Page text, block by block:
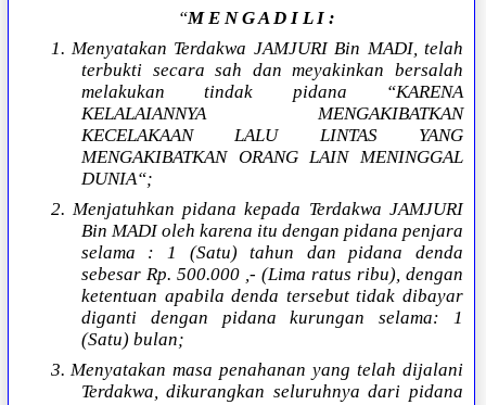
“M E N G A D I L I :
1. Menyatakan Terdakwa JAMJURI Bin MADI, telah
terbukti secara sah dan meyakinkan bersalah
melakukan tindak pidana “KARENA
KELALAIANNYA MENGAKIBATKAN
KECELAKAAN LALU LINTAS YANG
MENGAKIBATKAN ORANG LAIN MENINGGAL
DUNIA“;
2. Menjatuhkan pidana kepada Terdakwa JAMJURI
Bin MADI oleh karena itu dengan pidana penjara
selama : 1 (Satu) tahun dan pidana denda
sebesar Rp. 500.000 ,- (Lima ratus ribu), dengan
ketentuan apabila denda tersebut tidak dibayar
diganti dengan pidana kurungan selama: 1
(Satu) bulan;
3. Menyatakan masa penahanan yang telah dijalani
Terdakwa, dikurangkan seluruhnya dari pidana